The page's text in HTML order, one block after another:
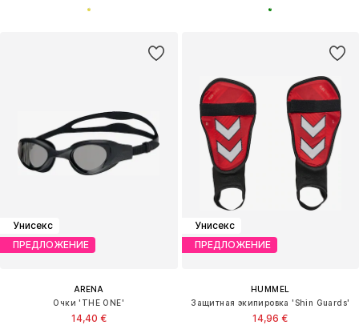
Унисекс
ПРЕДЛОЖЕНИЕ
ARENA
Очки 'THE ONE'
14,40 €
Унисекс
ПРЕДЛОЖЕНИЕ
HUMMEL
Защитная экипировка 'Shin Guards'
14,96 €